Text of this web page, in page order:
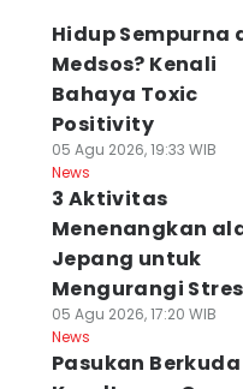
Hidup Sempurna
Medsos? Kenali
Bahaya Toxic
Positivity
05 Agu 2026, 19:33 WIB
News
3 Aktivitas
Menenangkan
Jepang untuk
Mengurangi Stres
05 Agu 2026, 17:20 WIB
News
Pasukan Berkuda